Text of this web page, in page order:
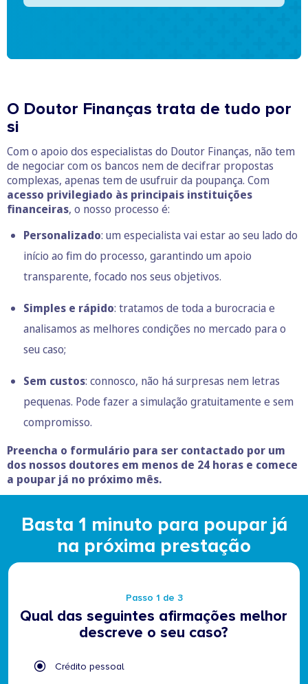
O Doutor Finanças trata de tudo por
si
Com o apoio dos especialistas do Doutor Finanças, não tem
de negociar com os bancos nem de decifrar propostas
complexas, apenas tem de usufruir da poupança. Com
acesso privilegiado às principais instituições
financeiras, o nosso processo é:
Personalizado: um especialista vai estar ao seu lado do
início ao fim do processo, garantindo um apoio
transparente, focado nos seus objetivos.
Simples e rápido: tratamos de toda a burocracia e
analisamos as melhores condições no mercado para o
seu caso;
Sem custos: connosco, não há surpresas nem letras
pequenas. Pode fazer a simulação gratuitamente e sem
compromisso.
Preencha o formulário para ser contactado por um
dos nossos doutores em menos de 24 horas e comece
a poupar já no próximo mês.
Basta 1 minuto para poupar já
na próxima prestação
Passo 1 de 3
Qual das seguintes afirmações melhor
descreve o seu caso?
Qual
Crédito pessoal